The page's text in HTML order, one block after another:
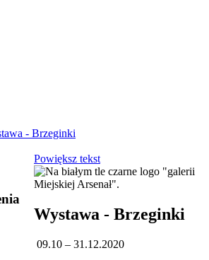
- Brzeginki
Powiększ tekst
Wystawa - Brzeginki
09.10 – 31.12.2020